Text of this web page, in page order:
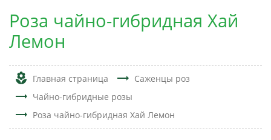
Роза чайно-гибридная Хай
Лемон
local_florist Главная страница trending_flat Саженцы роз
trending_flat Чайно-гибридные розы
trending_flat Роза чайно-гибридная Хай Лемон